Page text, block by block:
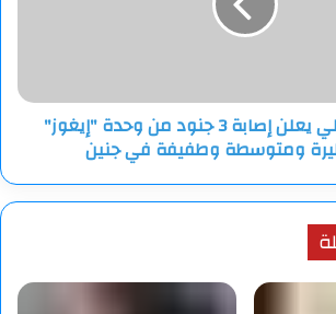
الجيش الإسرائيلي يعلن إصابة 3 جنود من وحدة "إيغوز"
ومتوسطة وطفيفة في جنين